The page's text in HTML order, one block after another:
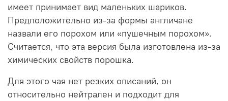
имеет принимает вид маленьких шариков.
Предположительно из-за формы англичане
назвали его порохом или «пушечным порохом».
Считается, что эта версия была изготовлена ​​из-за
химических свойств порошка.
Для этого чая нет резких описаний, он
относительно нейтрален и подходит для